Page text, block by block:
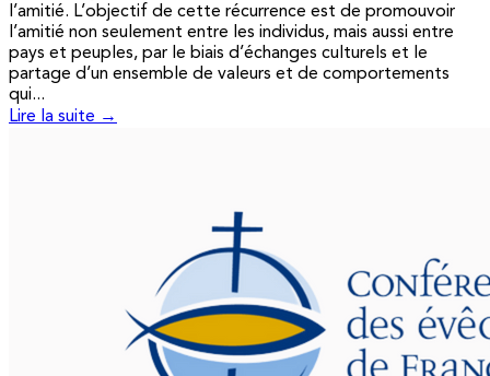
l’amitié. L’objectif de cette récurrence est de promouvoir
l’amitié non seulement entre les individus, mais aussi entre
pays et peuples, par le biais d’échanges culturels et le
partage d’un ensemble de valeurs et de comportements
qui...
Lire la suite →